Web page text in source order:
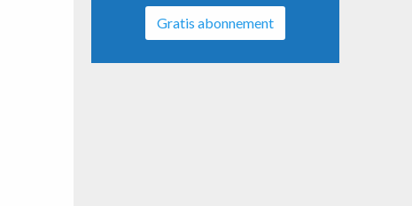
Gratis abonnement